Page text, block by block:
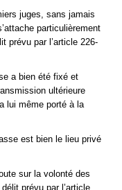
juges, sans jamais
particulièrement
prévu par l’article 226-
a bien été fixé et
ultérieure
lui même porté à la
est bien le lieu privé
sur la volonté des
prévu par l’article